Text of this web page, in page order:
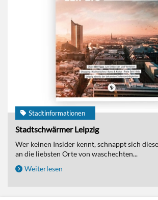
Stadtinformationen
Stadtschwärmer Leipzig
Wer keinen Insider kennt, schnappt sich
an die liebsten Orte von waschechten...
Weiterlesen